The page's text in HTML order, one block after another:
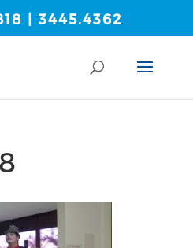
| 3445.4362